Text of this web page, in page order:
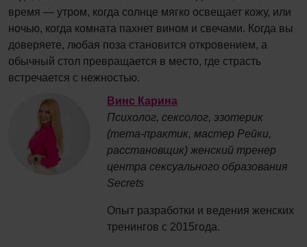
время — утром, когда солнце мягко освещает кожу, или
ночью, когда комната пахнет вином и свечами. Когда вы
доверяете, любая поза становится откровением, а
обычный стол превращается в место, где страсть
встречается с нежностью.
Винс Карина
Психолог, сексолог, эзотерик
(тета-практик, мастер Рейки,
расстановщик) женский тренер
центра сексуального образования
Secrets
Опыт разработки и ведения женских
тренингов с 2015года.